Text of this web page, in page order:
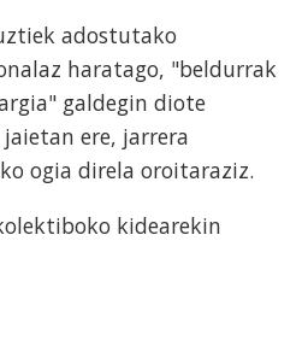
adostutako
haratago, "beldurrak
galdegin diote
ere, jarrera
ogia direla oroitaraziz.
kidearekin